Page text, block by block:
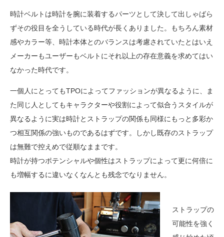
時計ベルトは時計を腕に装着するパーツとして決して出しゃばら
ずその役目を全うしている時代が長くありました。もちろん素材
感やカラー等、時計本体とのバランスは考慮されていたとはいえ
メーカーもユーザーもベルトにそれ以上の存在意義を求めてはい
なかった時代です。
一個人にとってもTPOによってファッションが異なるように、ま
た同じ人としてもキャラクターや役割によって似合うスタイルが
異なるように実は時計とストラップの関係も同様にもっと多彩か
つ相互関係の強いものであるはずです。しかし既存のストラップ
は無難で控えめで従順なままです。
時計が持つポテンシャルや個性はストラップによって更に何倍に
も増幅するに違いなくなんとも残念でなりません。
ストラップの
可能性を強く